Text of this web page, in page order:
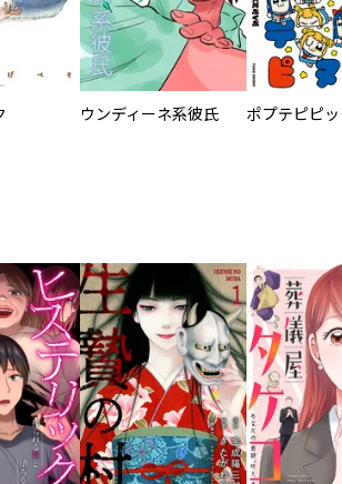
ウンディーネ系彼氏